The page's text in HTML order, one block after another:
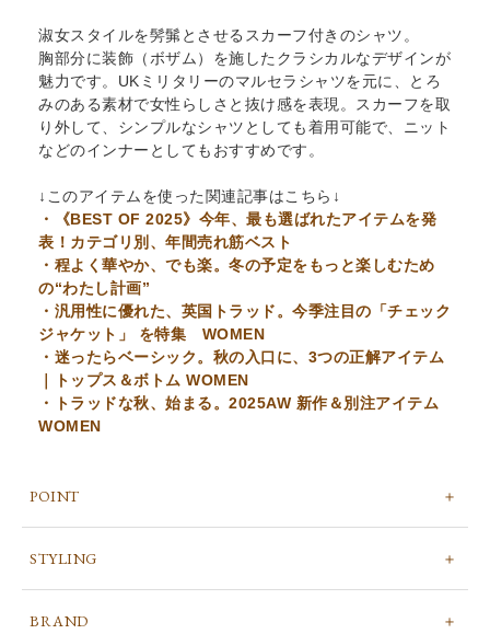
淑女スタイルを髣髴とさせるスカーフ付きのシャツ。
胸部分に装飾（ボザム）を施したクラシカルなデザインが
魅力です。UKミリタリーのマルセラシャツを元に、とろ
みのある素材で女性らしさと抜け感を表現。スカーフを取
り外して、シンプルなシャツとしても着用可能で、ニット
などのインナーとしてもおすすめです。
↓このアイテムを使った関連記事はこちら↓
・《BEST OF 2025》今年、最も選ばれたアイテムを発
表！カテゴリ別、年間売れ筋ベスト
・程よく華やか、でも楽。冬の予定をもっと楽しむため
の“わたし計画”
・汎用性に優れた、英国トラッド。今季注目の「チェック
ジャケット」 を特集 WOMEN
・迷ったらベーシック。秋の入口に、3つの正解アイテム
｜トップス＆ボトム WOMEN
・トラッドな秋、始まる。2025AW 新作＆別注アイテム
WOMEN
POINT
STYLING
BRAND